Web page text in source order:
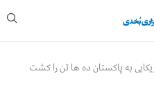
به پاکستان ده ها تن را كشت